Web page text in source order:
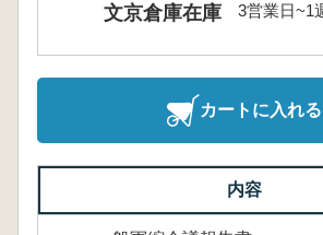
文京倉庫在庫
3営業日~1
カートに入れる
内容